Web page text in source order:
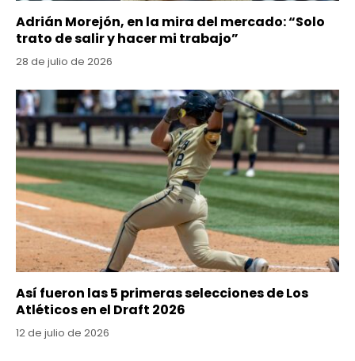
Adrián Morejón, en la mira del mercado: “Solo
trato de salir y hacer mi trabajo”
28 de julio de 2026
Así fueron las 5 primeras selecciones de Los
Atléticos en el Draft 2026
12 de julio de 2026